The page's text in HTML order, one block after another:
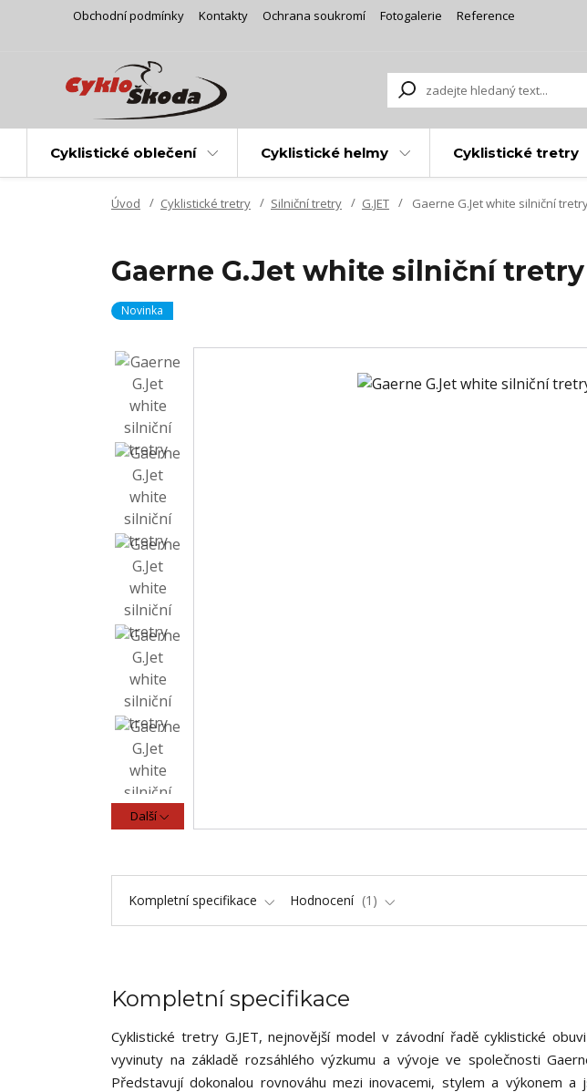
Obchodní podmínky Kontakty Ochrana soukromí Fotogalerie Reference
Cyklistické oblečení Cyklistické helmy Cyklistické tretry
Úvod Cyklistické tretry Silniční tretry G.JET Gaerne G.Jet white silniční
Gaerne G.Jet white silniční tretry
Novinka
Další
Kompletní specifikace Hodnocení 1
Kompletní specifikace
Cyklistické tretry G.JET, nejnovější model v závodní řadě cyklistické
vyvinuty na základě rozsáhlého výzkumu a vývoje ve společnosti
Představují dokonalou rovnováhu mezi inovacemi, stylem a výkonem